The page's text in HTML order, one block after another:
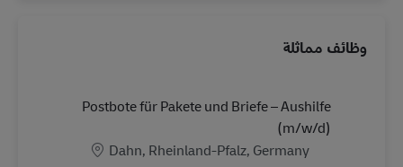
وظائف مماثلة
Postbote für Pakete und Briefe – Aushilfe
(m/w/d)
الموقع
Dahn, Rheinland-Pfalz, Germany